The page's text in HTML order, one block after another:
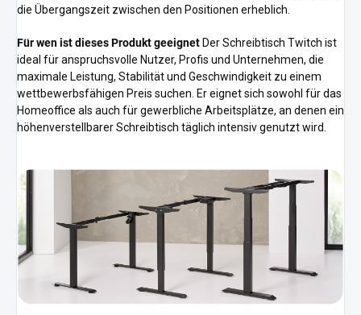
die Übergangszeit zwischen den Positionen erheblich.
Für wen ist dieses Produkt geeignet Der Schreibtisch Twitch ist
ideal für anspruchsvolle Nutzer, Profis und Unternehmen, die
maximale Leistung, Stabilität und Geschwindigkeit zu einem
wettbewerbsfähigen Preis suchen. Er eignet sich sowohl für das
Homeoffice als auch für gewerbliche Arbeitsplätze, an denen ein
höhenverstellbarer Schreibtisch täglich intensiv genutzt wird.